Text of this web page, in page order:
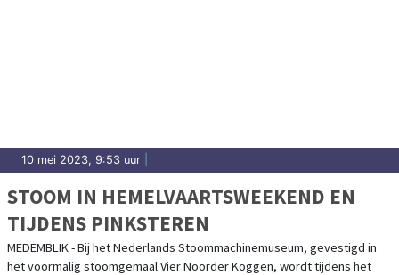
10 mei 2023, 9:53 uur
STOOM IN HEMELVAARTSWEEKEND EN
TIJDENS PINKSTEREN
MEDEMBLIK - Bij het Nederlands Stoommachinemuseum, gevestigd in
het voormalig stoomgemaal Vier Noorder Koggen, wordt tijdens het